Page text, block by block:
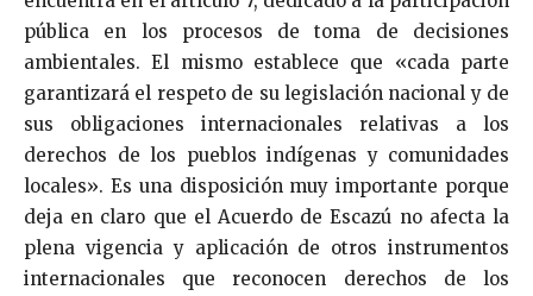
pública en los procesos de toma de decisiones
ambientales. El mismo establece que «cada parte
garantizará el respeto de su legislación nacional y de
sus obligaciones internacionales relativas a los
derechos de los pueblos indígenas y comunidades
locales». Es una disposición muy importante porque
deja en claro que el Acuerdo de Escazú no afecta la
plena vigencia y aplicación de otros instrumentos
internacionales que reconocen derechos de los